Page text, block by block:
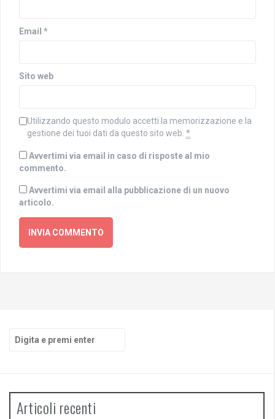
e
s
Email *
Sito web
Utilizzando questo modulo accetti la memorizzazione e la
gestione dei tuoi dati da questo sito web. *
Avvertimi via email in caso di risposte al mio
commento.
Avvertimi via email alla pubblicazione di un nuovo
articolo.
Articoli recenti